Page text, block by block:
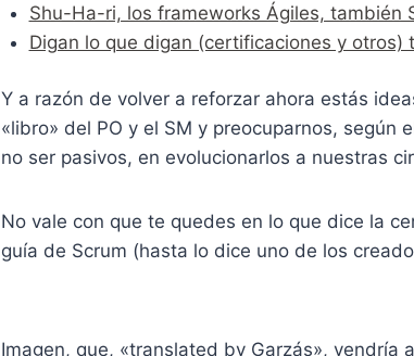
Shu-Ha-ri, los frameworks Ágiles, también
Digan lo que digan (certificaciones y otros)
Y a razón de volver a reforzar ahora estás
«libro» del PO y el SM y preocuparnos, según
no ser pasivos, en evolucionarlos a nuestras
No vale con que te quedes en lo que dice la
guía de Scrum (hasta lo dice uno de los
Imagen, que, «translated by Garzás», vendría